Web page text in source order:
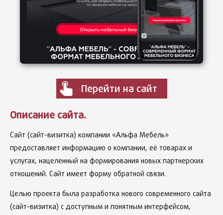
Перейти на сайт
Описание сайта.
Сайт (сайт-визитка) компании «Альфа Мебель»
предоставляет информацию о компании, её товарах и
услугах, нацеленный на формирования новых партнерских
отношений. Сайт имеет форму обратной связи.
Целью проекта была разработка нового современного сайта
(сайт-визитка) с доступным и понятным интерфейсом,